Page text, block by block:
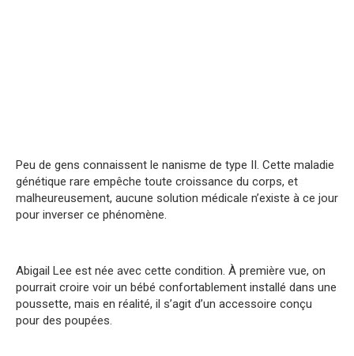
Peu de gens connaissent le nanisme de type II. Cette maladie
génétique rare empêche toute croissance du corps, et
malheureusement, aucune solution médicale n’existe à ce jour
pour inverser ce phénomène.
Abigail Lee est née avec cette condition. À première vue, on
pourrait croire voir un bébé confortablement installé dans une
poussette, mais en réalité, il s’agit d’un accessoire conçu
pour des poupées.